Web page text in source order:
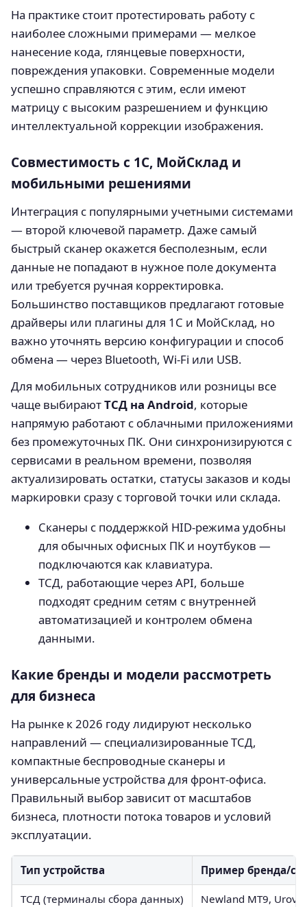
На практике стоит протестировать работу с
наиболее сложными примерами — мелкое
нанесение кода, глянцевые поверхности,
повреждения упаковки. Современные модели
успешно справляются с этим, если имеют
матрицу с высоким разрешением и функцию
интеллектуальной коррекции изображения.
Совместимость с 1С, МойСклад и
мобильными решениями
Интеграция с популярными учетными системами
— второй ключевой параметр. Даже самый
быстрый сканер окажется бесполезным, если
данные не попадают в нужное поле документа
или требуется ручная корректировка.
Большинство поставщиков предлагают готовые
драйверы или плагины для 1С и МойСклад, но
важно уточнять версию конфигурации и способ
обмена — через Bluetooth, Wi-Fi или USB.
Для мобильных сотрудников или розницы все
чаще выбираютТСД на Android, которые
напрямую работают с облачными приложениями
без промежуточных ПК. Они синхронизируются с
сервисами в реальном времени, позволяя
актуализировать остатки, статусы заказов и коды
маркировки сразу с торговой точки или склада.
Сканеры с поддержкой HID-режима удобны
для обычных офисных ПК и ноутбуков —
подключаются как клавиатура.
ТСД, работающие через API, больше
подходят средним сетям с внутренней
автоматизацией и контролем обмена
данными.
Какие бренды и модели рассмотреть
для бизнеса
На рынке к 2026 году лидируют несколько
направлений — специализированные ТСД,
компактные беспроводные сканеры и
универсальные устройства для фронт-офиса.
Правильный выбор зависит от масштабов
бизнеса, плотности потока товаров и условий
эксплуатации.
Тип устройства Пример бренда/
ТСД (терминалы сбора данных) Newland MT9, Urovo